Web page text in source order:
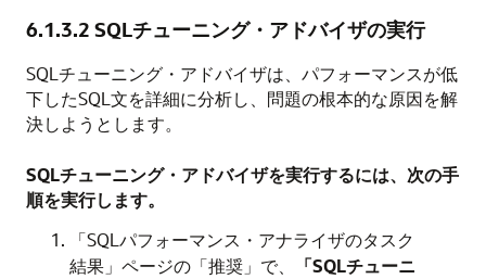
6.1.3.2 SQLチューニング・アドバイザの実行
SQLチューニング・アドバイザは、パフォーマンスが低
下したSQL文を詳細に分析し、問題の根本的な原因を解
決しようとします。
SQLチューニング・アドバイザを実行するには、次の手
順を実行します。
「SQLパフォーマンス・アナライザのタスク
結果」ページの「推奨」で、
「SQLチューニ